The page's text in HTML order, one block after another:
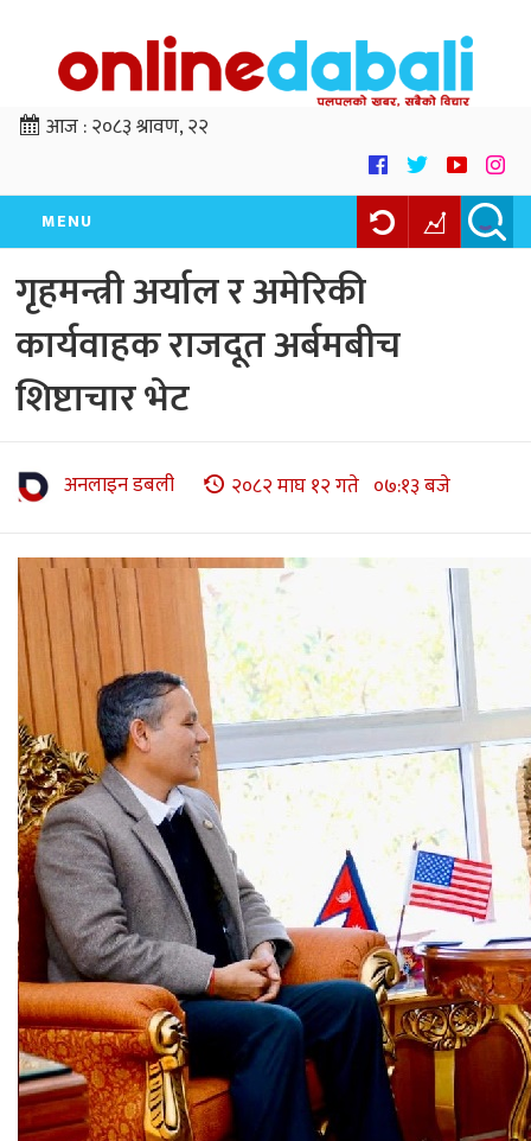
आज :२०८३ श्रावण, २२
MENU
गृहमन्त्री अर्याल र अमेरिकी
कार्यवाहक राजदूत अर्बमबीच
शिष्टाचार भेट
अनलाइन डबली २०८२ माघ १२ गते ०७:१३ बजे